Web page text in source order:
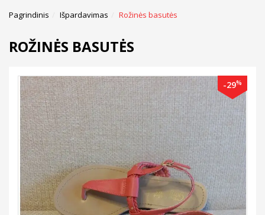
Pagrindinis Išpardavimas Rožinės basutės
ROŽINĖS BASUTĖS
-29%